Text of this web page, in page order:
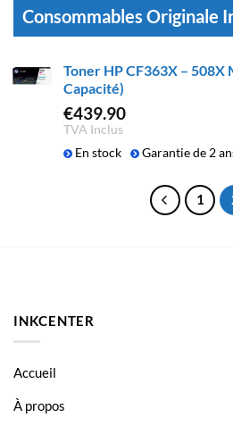
Consommables Originale
Toner HP CF363X – 508X
Capacité)
€439.90
TVA Inclus
En stock
Garantie de 2
1
INKCENTER
Accueil
À propos